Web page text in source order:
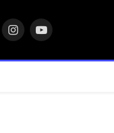
InstagramYouTube